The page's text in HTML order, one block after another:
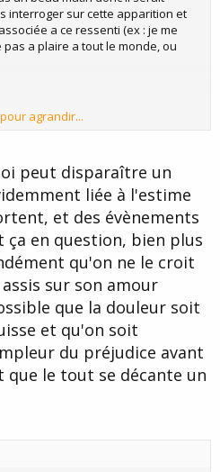
interroger sur cette apparition et
a ce ressenti (ex : je me
a plaire a tout le monde, ou
agrandir...
peut disparaître un
liée à l'estime
et des évènements
en question, bien plus
qu'on ne le croit
sur son amour
que la douleur soit
et qu'on soit
du préjudice avant
le tout se décante un